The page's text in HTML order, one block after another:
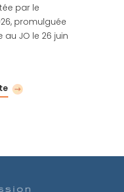
par le
promulguée
au JO le 26 juin